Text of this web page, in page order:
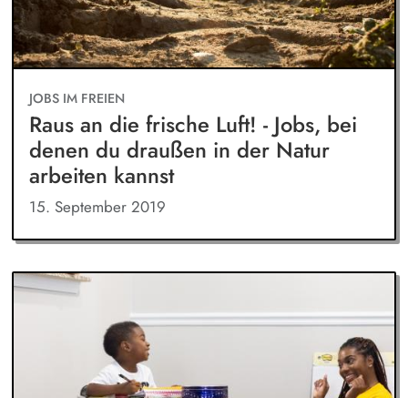
JOBS IM FREIEN
Raus an die frische Luft! - Jobs, bei
denen du draußen in der Natur
arbeiten kannst
15. September 2019